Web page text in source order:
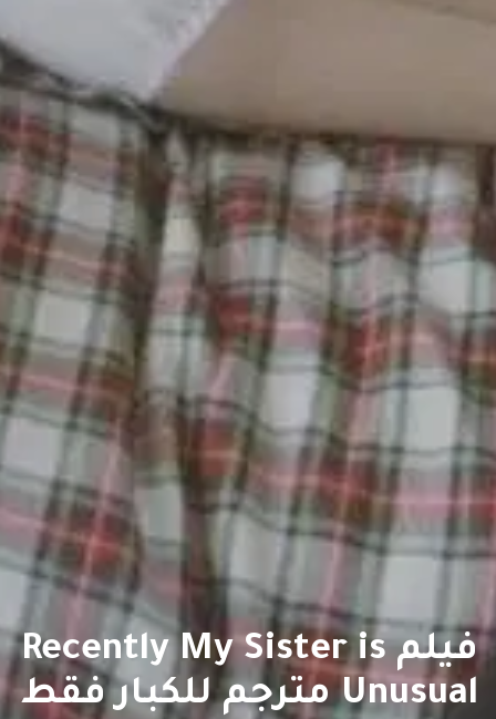
فيلم Recently My Sister is
Unusual مترجم للكبار فقط